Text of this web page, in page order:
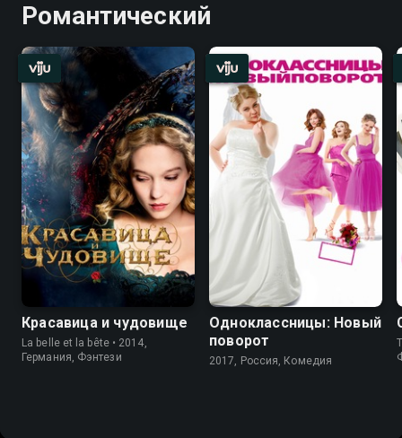
Романтический
Красавица и чудовище
La belle et la bête • 2014,
Германия, Фэнтези
Одноклассницы: Новый
поворот
2017, Россия, Комедия